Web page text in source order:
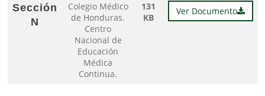
Sección
N
Colegio Médico
de Honduras.
Centro
Nacional de
Educación
Médica
Continua.
131
KB
Ver Documento